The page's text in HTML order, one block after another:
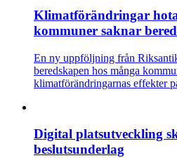
Klimatförändringar
kommuner saknar
En ny uppföljning från
beredskapen hos många
klimatförändringarnas effekter
Digital platsutveckling
beslutsunderlag